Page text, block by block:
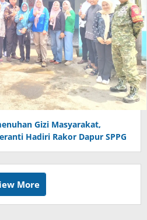
Gizi Masyarakat,
Hadiri Rakor Dapur SPPG
More